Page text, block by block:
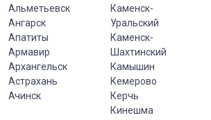
Альметьевск
Ангарск
Апатиты
Армавир
Архангельск
Астрахань
Ачинск
Каменск-
Уральский
Каменск-
Шахтинский
Камышин
Кемерово
Керчь
Кинешма